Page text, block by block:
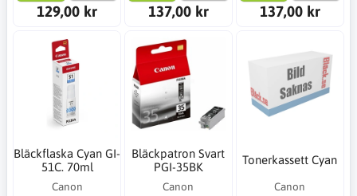
129,00 kr
137,00 kr
137,00 kr
Bläckflaska Cyan GI-
51C. 70ml
Canon
Bläckpatron Svart
PGI-35BK
Canon
Tonerkassett Cyan
Canon